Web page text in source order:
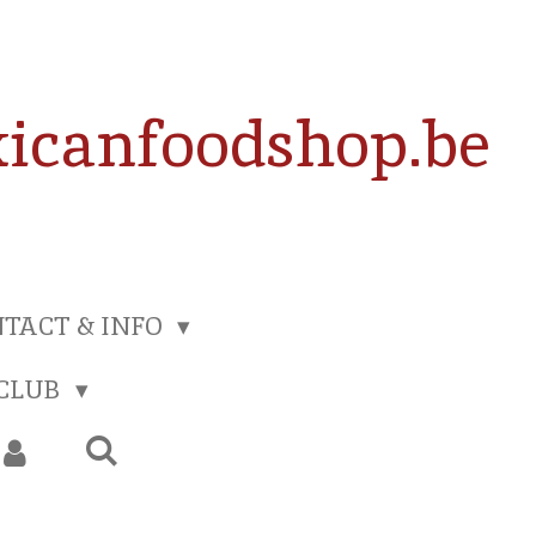
& INFO